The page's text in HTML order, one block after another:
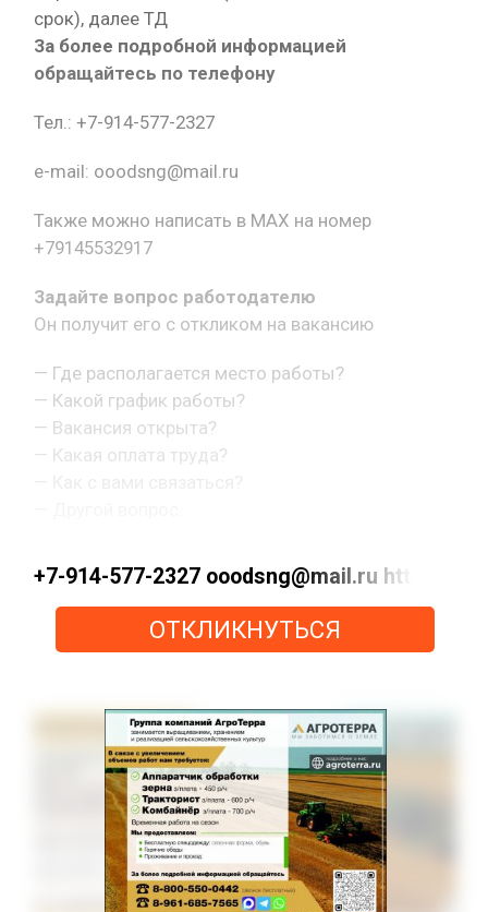
срок), далее ТД
За более подробной информацией
обращайтесь по телефону
Тел.: +7-914-577-2327
e-mail: ooodsng@mail.ru
Также можно написать в MAX на номер
+79145532917
Задайте вопрос работодателю
Он получит его с откликом на вакансию
— Где располагается место работы?
— Какой график работы?
— Вакансия открыта?
— Какая оплата труда?
+7-914-577-2327 ooodsng@mail.ru https://
ОТКЛИКНУТЬСЯ